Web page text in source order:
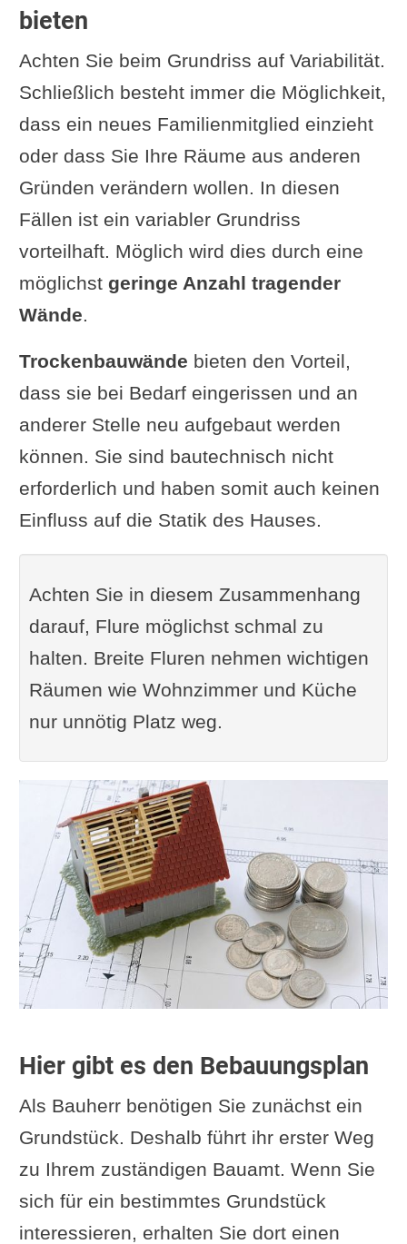
bieten
Achten Sie beim Grundriss auf Variabilität.
Schließlich besteht immer die Möglichkeit,
dass ein neues Familienmitglied einzieht
oder dass Sie Ihre Räume aus anderen
Gründen verändern wollen. In diesen
Fällen ist ein variabler Grundriss
vorteilhaft. Möglich wird dies durch eine
möglichst geringe Anzahl tragender
Wände.
Trockenbauwände bieten den Vorteil,
dass sie bei Bedarf eingerissen und an
anderer Stelle neu aufgebaut werden
können. Sie sind bautechnisch nicht
erforderlich und haben somit auch keinen
Einfluss auf die Statik des Hauses.
Achten Sie in diesem Zusammenhang
darauf, Flure möglichst schmal zu
halten. Breite Fluren nehmen wichtigen
Räumen wie Wohnzimmer und Küche
nur unnötig Platz weg.
Hier gibt es den Bebauungsplan
Als Bauherr benötigen Sie zunächst ein
Grundstück. Deshalb führt ihr erster Weg
zu Ihrem zuständigen Bauamt. Wenn Sie
sich für ein bestimmtes Grundstück
interessieren, erhalten Sie dort einen